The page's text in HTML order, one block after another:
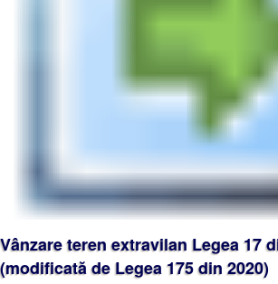
Vânzare teren extravilan Legea 17
(modificată de Legea 175 din 2020)